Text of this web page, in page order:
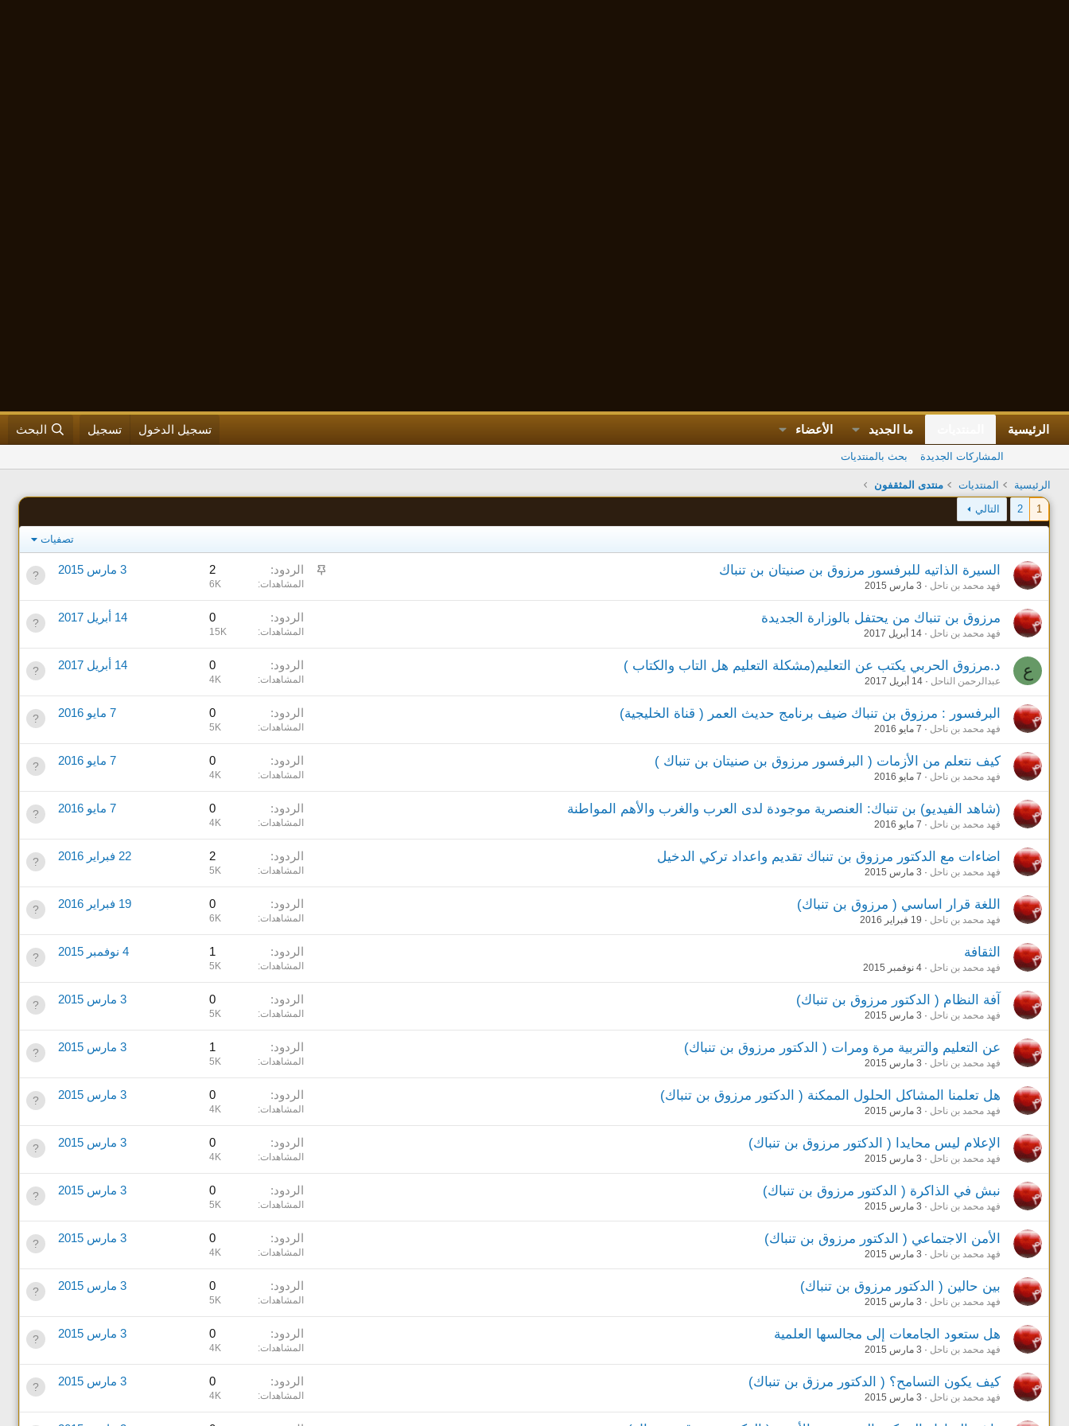
الرئيسية ما الجديد الأعضاء تسجيل الدخول تسجيل البحث
المشاركات الجديدة بحث بالمنتديات
الرئيسية المنتديات
منتدى المثقفون
1
2 التالي
تصفيات
م
ب
السيرة الذاتيه للبرفسور مرزوق بن صنيتان بن تنباك
فهد محمد بن ناحل 3 مارس 2015
الردود 2
المشاهدات 6K
3 مارس 2015
مرزوق بن تنباك من يحتفل بالوزارة الجديدة
فهد محمد بن ناحل 14 أبريل 2017
الردود 0
المشاهدات 15K
14 أبريل 2017
ع د.مرزوق الحربي يكتب عن التعليم(مشكلة التعليم هل التاب والكتاب )
عبدالرحمن الناحل 14 أبريل 2017
الردود 0
المشاهدات 4K
14 أبريل 2017
البرفسور : مرزوق بن تنباك ضيف برنامج حديث العمر ( قناة الخليجية)
فهد محمد بن ناحل 7 مايو 2016
الردود 0
المشاهدات 5K
7 مايو 2016
كيف نتعلم من الأزمات ( البرفسور مرزوق بن صنيتان بن تنباك )
فهد محمد بن ناحل 7 مايو 2016
الردود 0
المشاهدات 4K
7 مايو 2016
(شاهد الفيديو) بن تنباك: العنصرية موجودة لدى العرب والغرب والأهم المواطنة
فهد محمد بن ناحل 7 مايو 2016
الردود 0
المشاهدات 4K
7 مايو 2016
اضاءات مع الدكتور مرزوق بن تنباك تقديم واعداد تركي الدخيل
فهد محمد بن ناحل 3 مارس 2015
الردود 2
المشاهدات 5K
22 فبراير 2016
اللغة قرار اساسي ( مرزوق بن تنباك)
فهد محمد بن ناحل 19 فبراير 2016
الردود 0
المشاهدات 6K
19 فبراير 2016
الثقافة
فهد محمد بن ناحل 4 نوفمبر 2015
الردود 1
المشاهدات 5K
4 نوفمبر 2015
آفة النظام ( الدكتور مرزوق بن تنباك)
فهد محمد بن ناحل 3 مارس 2015
الردود 0
المشاهدات 5K
3 مارس 2015
عن التعليم والتربية مرة ومرات ( الدكتور مرزوق بن تنباك)
فهد محمد بن ناحل 3 مارس 2015
الردود 1
المشاهدات 5K
3 مارس 2015
هل تعلمنا المشاكل الحلول الممكنة ( الدكتور مرزوق بن تنباك)
فهد محمد بن ناحل 3 مارس 2015
الردود 0
المشاهدات 4K
3 مارس 2015
الإعلام ليس محايدا ( الدكتور مرزوق بن تنباك)
فهد محمد بن ناحل 3 مارس 2015
الردود 0
المشاهدات 4K
3 مارس 2015
نبش في الذاكرة ( الدكتور مرزوق بن تنباك)
فهد محمد بن ناحل 3 مارس 2015
الردود 0
المشاهدات 5K
3 مارس 2015
الأمن الاجتماعي ( الدكتور مرزوق بن تنباك)
فهد محمد بن ناحل 3 مارس 2015
الردود 0
المشاهدات 4K
3 مارس 2015
بين حالين ( الدكتور مرزوق بن تنباك)
فهد محمد بن ناحل 3 مارس 2015
الردود 0
المشاهدات 5K
3 مارس 2015
هل ستعود الجامعات إلى مجالسها العلمية
فهد محمد بن ناحل 3 مارس 2015
الردود 0
المشاهدات 4K
3 مارس 2015
كيف يكون التسامح؟ ( الدكتور مرزق بن تنباك)
فهد محمد بن ناحل 3 مارس 2015
الردود 0
المشاهدات 4K
3 مارس 2015